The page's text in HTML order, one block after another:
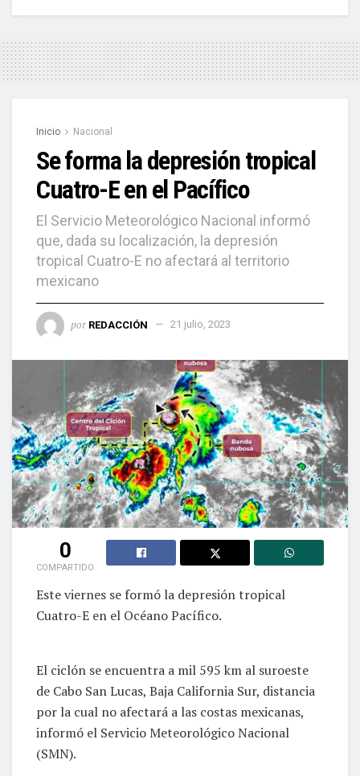
Inicio Nacional
Se forma la depresión tropical
Cuatro-E en el Pacífico
El Servicio Meteorológico Nacional informó
que, dada su localización, la depresión
tropical Cuatro-E no afectará al territorio
mexicano
por REDACCIÓN 21 julio, 2023
0
COMPARTIDO
Este viernes se formó la depresión tropical
Cuatro-E en el Océano Pacífico.
El ciclón se encuentra a mil 595 km al suroeste
de Cabo San Lucas, Baja California Sur, distancia
por la cual no afectará a las costas mexicanas,
informó el Servicio Meteorológico Nacional
(SMN).